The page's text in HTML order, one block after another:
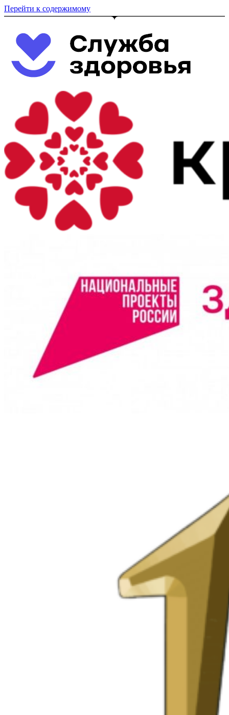
Перейти к содержимому